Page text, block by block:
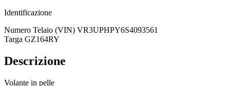
Identificazione
Numero Telaio (VIN) VR3UPHPY6S4093561
Targa GZ164RY
Descrizione
Volante in pelle